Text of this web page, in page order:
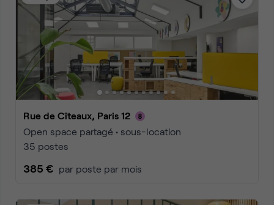
Rue de Cîteaux, Paris 12
Open space partagé • sous-location
35 postes
385 € par poste par mois